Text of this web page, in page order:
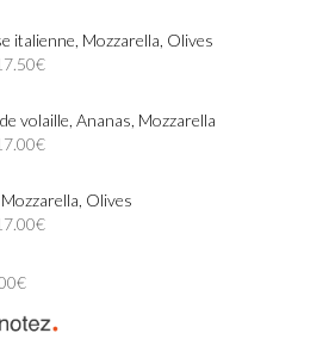
italienne, Mozzarella, Olives
volaille, Ananas, Mozzarella
Mozzarella, Olives